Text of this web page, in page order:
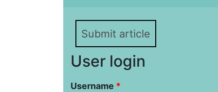
Submit article
User login
Username *